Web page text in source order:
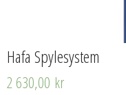
Hafa Spylesystem
2 630,00 kr